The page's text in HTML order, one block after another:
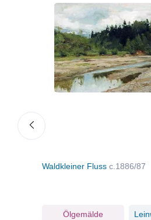
Waldkleiner Fluss c.1886/87
Ölgemälde